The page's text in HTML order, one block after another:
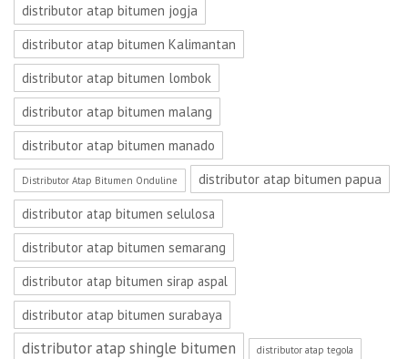
distributor atap bitumen jogja
distributor atap bitumen Kalimantan
distributor atap bitumen lombok
distributor atap bitumen malang
distributor atap bitumen manado
Distributor Atap Bitumen Onduline
distributor atap bitumen papua
distributor atap bitumen selulosa
distributor atap bitumen semarang
distributor atap bitumen sirap aspal
distributor atap bitumen surabaya
distributor atap shingle bitumen distributor atap tegola